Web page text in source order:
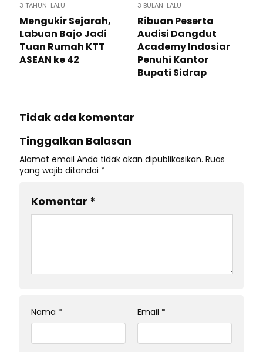
3 TAHUN LALU
Mengukir Sejarah,
Labuan Bajo Jadi
Tuan Rumah KTT
ASEAN ke 42
3 BULAN LALU
Ribuan Peserta
Audisi Dangdut
Academy Indosiar
Penuhi Kantor
Bupati Sidrap
Tidak ada komentar
Tinggalkan Balasan
Alamat email Anda tidak akan dipublikasikan. Ruas
yang wajib ditandai *
Komentar *
Nama * Email *